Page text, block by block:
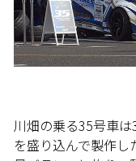
川畑の乗る35号車
を盛り込んで製作